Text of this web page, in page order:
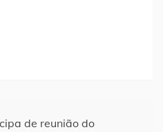
de reunião do